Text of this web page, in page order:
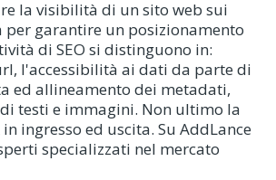
la visibilità di un sito web sui
garantire un posizionamento
di SEO si distinguono in:
l'accessibilità ai dati da parte di
ed allineamento dei metadati,
testi e immagini. Non ultimo la
ingresso ed uscita. Su AddLance
specializzati nel mercato